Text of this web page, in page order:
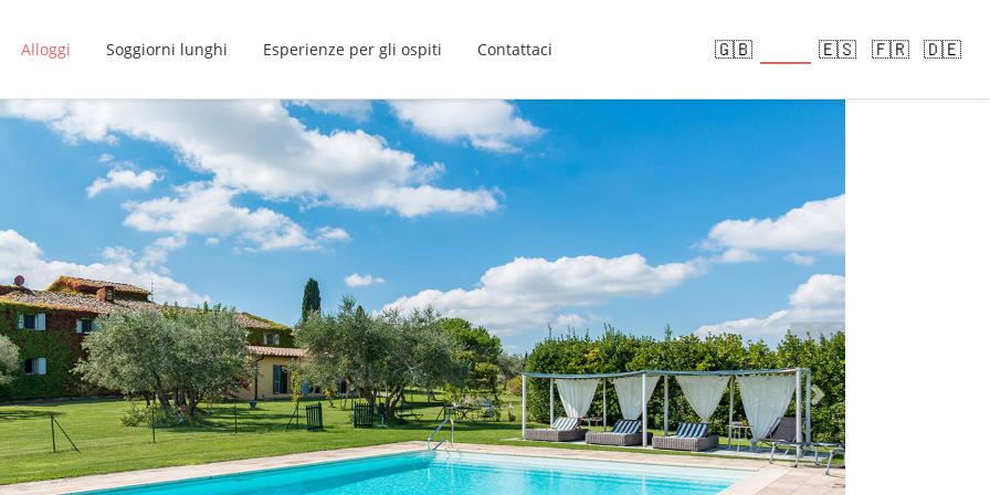
Alloggi Soggiorni lunghi Esperienze per gli ospiti Contattaci 🇬🇧 🇪🇸 🇫🇷 🇩🇪